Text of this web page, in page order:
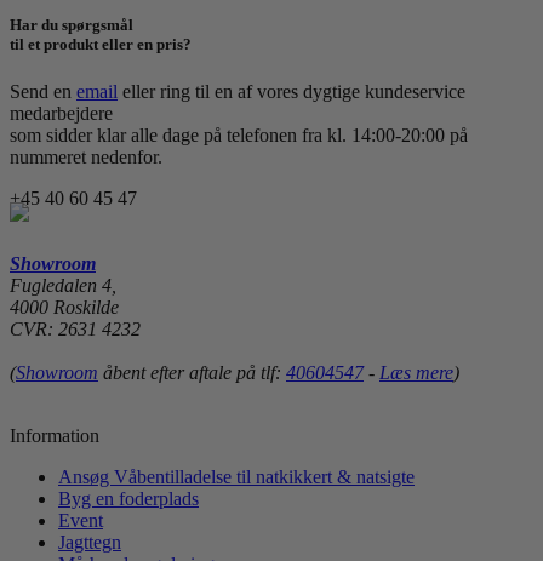
Har du spørgsmål
til et produkt eller en pris?
Send en email eller ring til en af vores dygtige kundeservice
medarbejdere
som sidder klar alle dage på telefonen fra kl. 14:00-20:00 på
nummeret nedenfor.
+45 40 60 45 47
Showroom
Fugledalen 4,
4000 Roskilde
CVR: 2631 4232
(Showroom åbent efter aftale på tlf: 40604547- Læs mere)
Information
Ansøg Våbentilladelse til natkikkert & natsigte
Byg en foderplads
Event
Jagttegn